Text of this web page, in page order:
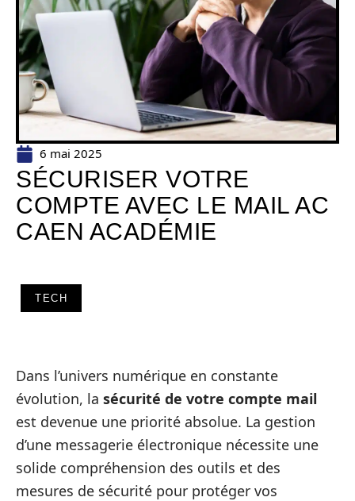
6 mai 2025
SÉCURISER VOTRE
COMPTE AVEC LE MAIL AC
CAEN ACADÉMIE
TECH
Dans l’univers numérique en constante
évolution, la sécurité de votre compte mail
est devenue une priorité absolue. La gestion
d’une messagerie électronique nécessite une
solide compréhension des outils et des
mesures de sécurité pour protéger vos